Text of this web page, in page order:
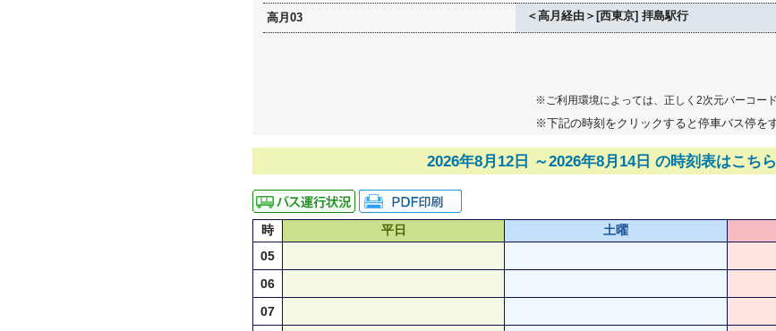
高月03 ＜高月経由＞[西東京] 拝島駅行
※ご利用環境によっては、正しく2次元バーコー
※下記の時刻をクリックすると停車バス停を
2026年8月12日 ～2026年8月14日 の時刻表はこちら
時 平日 土曜
05
06
07